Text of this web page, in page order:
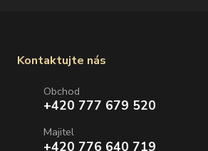
Kontaktujte nás
Obchod
+420 777 679 520
Majitel
+420 776 640 719